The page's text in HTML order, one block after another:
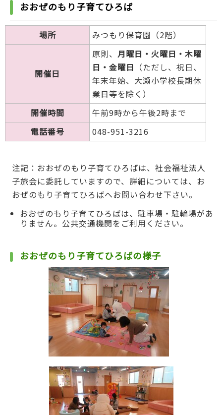
おおぜのもり子育てひろば
場所 みつもり保育園（2階）
開催日
原則、 月曜日・火曜日・木曜
日・金曜日 （ただし、祝日、
年末年始、大瀬小学校長期休
業日等を除く）
開催時間
午前9時から午後2時まで
電話番号
048-951-3216
注記：おおぜのもり子育てひろばは、社会福祉法人
子旅会に委託していますので、詳細については、お
おぜのもり子育てひろばへお問い合わせ下さい。
おおぜのもり子育てひろばは、駐車場・駐輪場があ
りません。公共交通機関をご利用ください。
おおぜのもり子育てひろばの様子